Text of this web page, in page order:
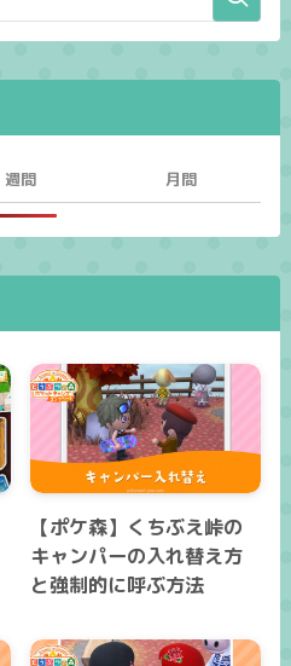
週間 月間
【ポケ森】くちぶえ峠の
キャンパーの入れ替え方
と強制的に呼ぶ方法